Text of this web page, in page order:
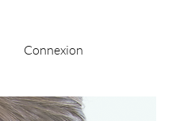
Connexion